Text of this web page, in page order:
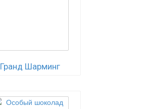
Гранд Шарминг